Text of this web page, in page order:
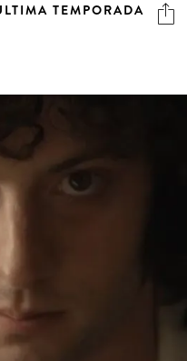
TEMPORADA